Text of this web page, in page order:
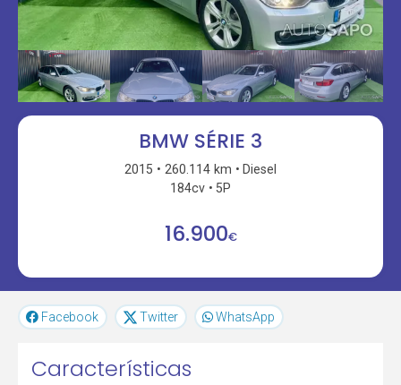
BMW SÉRIE 3
2015 260.114 km
Diesel
184cv
5P
16.900€
Facebook Twitter WhatsApp
Características